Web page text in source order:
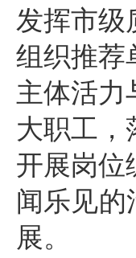
发挥市级
组织推荐
主体活力
大职工，
开展岗位
闻乐见的
展。